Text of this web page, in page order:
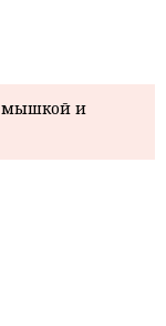
мышкой и